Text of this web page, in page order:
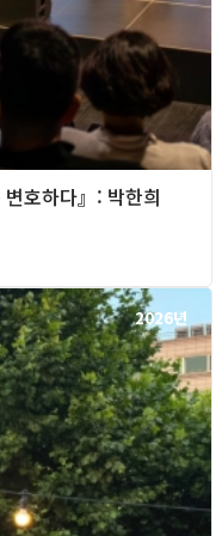
호하다』: 박한희
2026년